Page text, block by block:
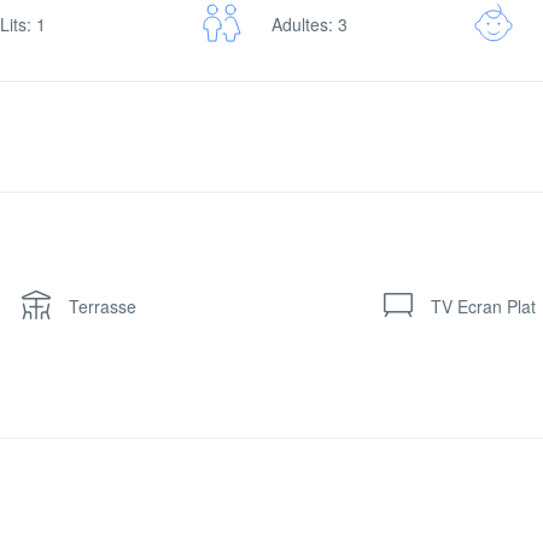
Lits: 1 Adultes: 3
Terrasse TV Ecran Plat